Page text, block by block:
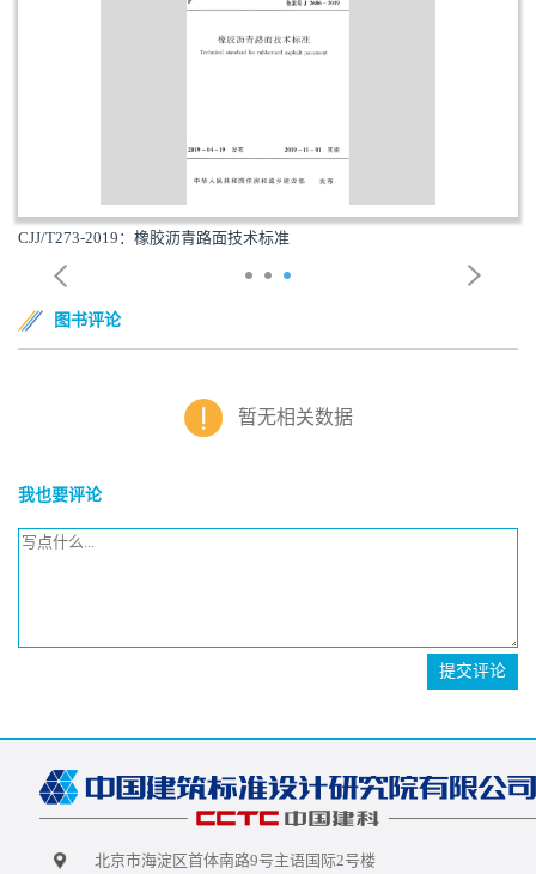
CJJ/T273-2019：橡胶沥青路面技术标准
图书评论
暂无相关数据
我也要评论
提交评论
北京市海淀区首体南路9号主语国际2号楼